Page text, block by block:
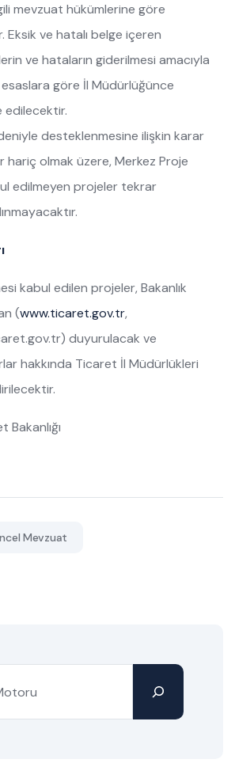
mevzuat hükümlerine göre
ve hatalı belge içeren
ve hataların giderilmesi amacıyla
göre İl Müdürlüğünce
desteklenmesine ilişkin karar
hariç olmak üzere, Merkez Proje
edilmeyen projeler tekrar
kabul edilen projeler, Bakanlık
(www.ticaret.gov.tr,
duyurulacak ve
hakkında Ticaret İl Müdürlükleri
Bakanlığı
Mevzuat